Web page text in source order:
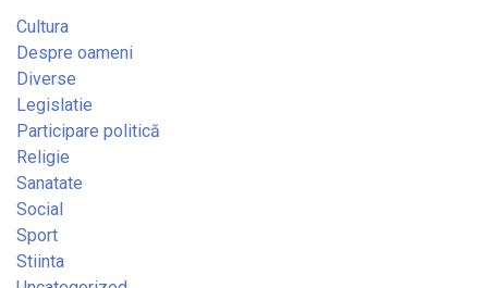
Cultura
Despre oameni
Diverse
Legislatie
Participare politică
Religie
Sanatate
Social
Sport
Stiinta